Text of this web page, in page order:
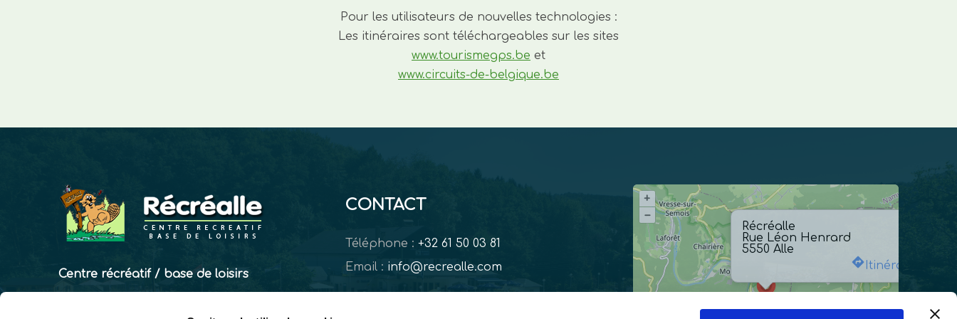
Pour les utilisateurs de nouvelles technologies :
Les itinéraires sont téléchargeables sur les sites
www.tourismegps.be et
www.circuits-de-belgique.be
Centre récréatif / base de loisirs
CONTACT
Téléphone : +32 61 50 03 81
Email : info@recrealle.com
Récréalle
Rue Léon Henrard
5550 Alle
Itinéraire
+
–